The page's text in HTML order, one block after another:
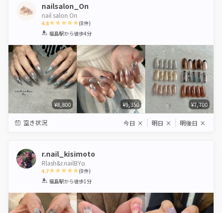
nailsalon_On
nail salon On
4.8
1 2 3 4 5
(8件)
福島駅から徒歩4分
¥8,800 ¥9,350 ¥7,700
空き状況 今日 × 明日 × 明後日 ×
r.nail_kisimoto
Rlash&r.nailBYα‬
4.7
1 2 3 4 5
(8件)
福島駅から徒歩1分